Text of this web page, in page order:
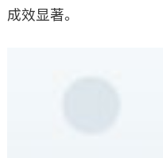
成效显著。